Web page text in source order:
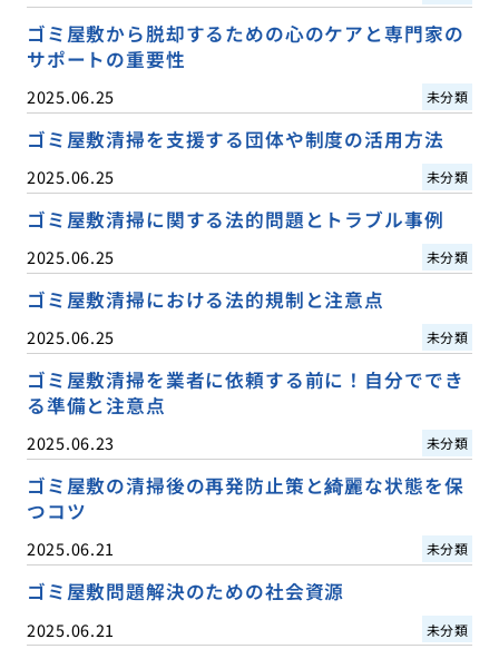
ゴミ屋敷から脱却するための心のケアと専門家の
サポートの重要性
2025.06.25 未分類
ゴミ屋敷清掃を支援する団体や制度の活用方法
2025.06.25 未分類
ゴミ屋敷清掃に関する法的問題とトラブル事例
2025.06.25 未分類
ゴミ屋敷清掃における法的規制と注意点
2025.06.25 未分類
ゴミ屋敷清掃を業者に依頼する前に！自分ででき
る準備と注意点
2025.06.23 未分類
ゴミ屋敷の清掃後の再発防止策と綺麗な状態を保
つコツ
2025.06.21 未分類
ゴミ屋敷問題解決のための社会資源
2025.06.21 未分類